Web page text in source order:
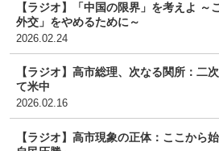
【ラジオ】「中国の限界」を考えよ ～
外交」をやめるために～
2026.02.24
【ラジオ】高市総理、次なる関所：二
て米中
2026.02.16
【ラジオ】高市現象の正体：ここから